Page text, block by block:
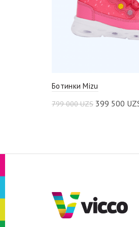
Ботинки Mizu
799 000UZS 399 500